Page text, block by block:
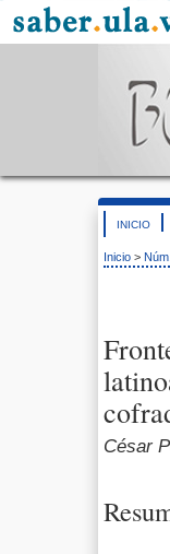
INICIO
Inicio >
César